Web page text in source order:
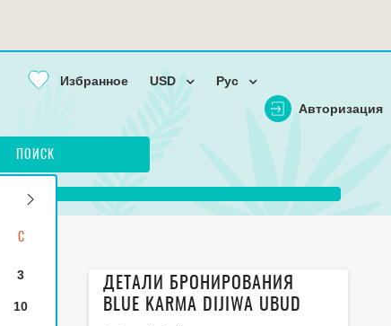
Избранное USD
Рус
Авторизация
С
3
10
ПОИСК
ДЕТАЛИ БРОНИРОВАНИЯ
BLUE KARMA DIJIWA UBUD